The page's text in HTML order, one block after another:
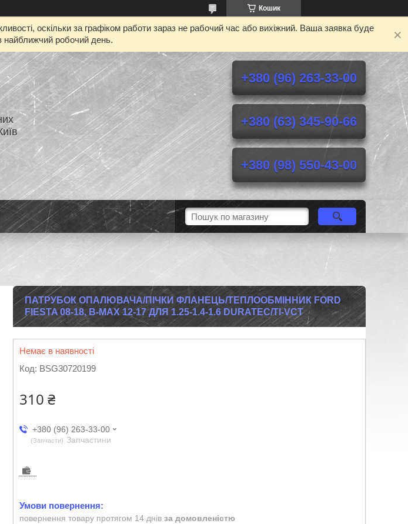
Кошик
оскільки за графіком работи зараз не рабочий час або вихіжний. Ваша заявка буде
найближчий робочий день.
+380 (96) 263-33-00
+380 (63) 345-90-66
+380 (98) 550-43-00
ПАТРУБОК ОПАЛЮВАЧА/ПІЧКИ ФЛАНЕЦЬ/ТЕПЛООБМІННИК FORD
FIESTA 08-18, B-MAX 12-17 ДЛЯ 1.25-1.4-1.6 DURATEC/TI-VCT
Немає в наявності
Код: BSG30720199
310 ₴
+380 (96) 263-33-00
Запчасти Запчастини
повернення товару протягом 14 днів за домовленістю